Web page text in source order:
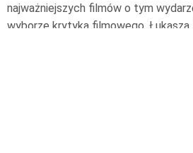
najważniejszych filmów o tym
wyborze krytyka filmowego,